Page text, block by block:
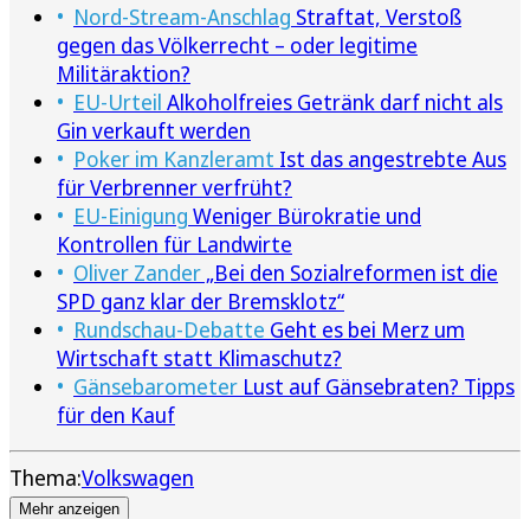
Nord-Stream-Anschlag Straftat, Verstoß
gegen das Völkerrecht – oder legitime
Militäraktion?
EU-Urteil Alkoholfreies Getränk darf nicht als
Gin verkauft werden
Poker im Kanzleramt Ist das angestrebte Aus
für Verbrenner verfrüht?
EU-Einigung Weniger Bürokratie und
Kontrollen für Landwirte
Oliver Zander „Bei den Sozialreformen ist die
SPD ganz klar der Bremsklotz“
Rundschau-Debatte Geht es bei Merz um
Wirtschaft statt Klimaschutz?
Gänsebarometer Lust auf Gänsebraten? Tipps
für den Kauf
Thema:Volkswagen
Mehr anzeigen